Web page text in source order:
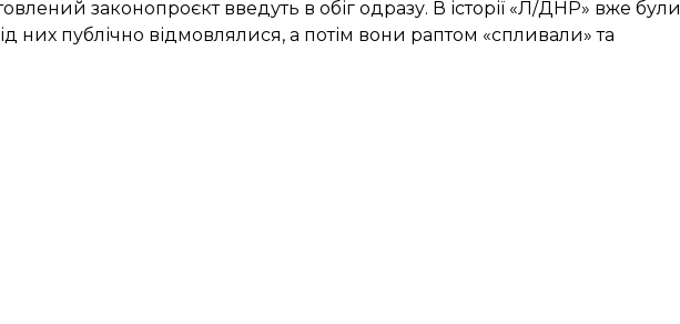
законопроєкт введуть в обіг одразу. В історії «Л/ДНР» вже були
них публічно відмовлялися, а потім вони раптом «спливали» та